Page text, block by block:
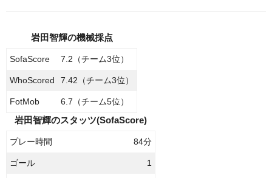
岩田智輝の機械採点
SofaScore 7.2（チーム3位）
WhoScored 7.42（チーム3位）
FotMob 6.7（チーム5位）
岩田智輝のスタッツ(SofaScore)
プレー時間 84分
ゴール 1